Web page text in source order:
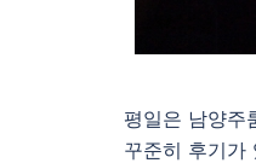
평일은 남양주
꾸준히 후기가